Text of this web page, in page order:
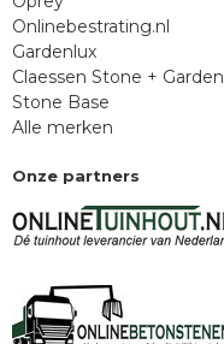
Onlinebestrating.nl
Gardenlux
Claessen Stone + Garden
Stone Base
Alle merken
Onze partners